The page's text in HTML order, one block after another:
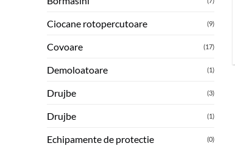
Ciocane rotopercutoare (9)
Covoare (17)
Demoloatoare (1)
Drujbe (3)
Drujbe (1)
Echipamente de protectie (0)